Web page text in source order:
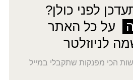
לפני כולן?
על כל האתר
לניוזלטר
הכי מפנקות שתקבלי במייל